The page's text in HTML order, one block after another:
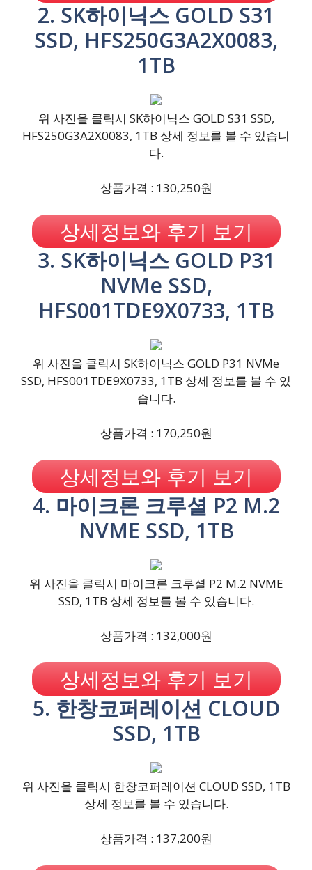
2. SK하이닉스 GOLD S31
SSD, HFS250G3A2X0083,
1TB
위 사진을 클릭시 SK하이닉스 GOLD S31 SSD,
HFS250G3A2X0083, 1TB 상세 정보를 볼 수 있습니
다.
상품가격 : 130,250원
상세정보와 후기 보기
3. SK하이닉스 GOLD P31
NVMe SSD,
HFS001TDE9X0733, 1TB
위 사진을 클릭시 SK하이닉스 GOLD P31 NVMe
SSD, HFS001TDE9X0733, 1TB 상세 정보를 볼 수 있
습니다.
상품가격 : 170,250원
상세정보와 후기 보기
4. 마이크론 크루셜 P2 M.2
NVME SSD, 1TB
위 사진을 클릭시 마이크론 크루셜 P2 M.2 NVME
SSD, 1TB 상세 정보를 볼 수 있습니다.
상품가격 : 132,000원
상세정보와 후기 보기
5. 한창코퍼레이션 CLOUD
SSD, 1TB
위 사진을 클릭시 한창코퍼레이션 CLOUD SSD, 1TB
상세 정보를 볼 수 있습니다.
상품가격 : 137,200원